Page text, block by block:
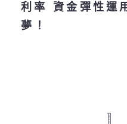
利率 資金彈性運
夢！